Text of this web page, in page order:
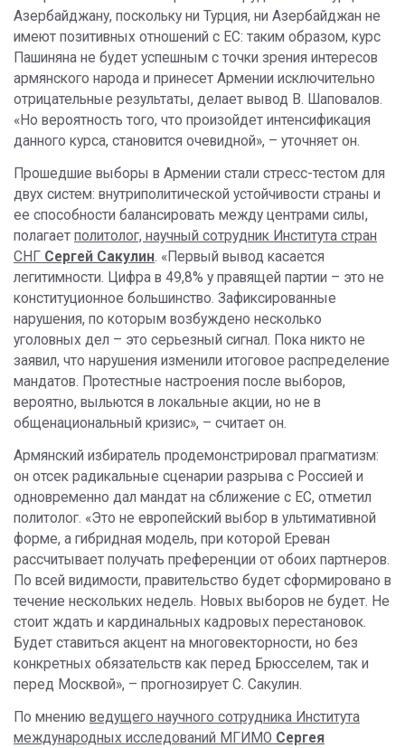
Азербайджану, поскольку ни Турция, ни Азербайджан не
имеют позитивных отношений с ЕС: таким образом, курс
Пашиняна не будет успешным с точки зрения интересов
армянского народа и принесет Армении исключительно
отрицательные результаты, делает вывод В. Шаповалов.
«Но вероятность того, что произойдет интенсификация
данного курса, становится очевидной», – уточняет он.
Прошедшие выборы в Армении стали стресс-тестом для
двух систем: внутриполитической устойчивости страны и
ее способности балансировать между центрами силы,
полагает политолог, научный сотрудник Института стран
СНГ Сергей Сакулин. «Первый вывод касается
легитимности. Цифра в 49,8% у правящей партии – это не
конституционное большинство. Зафиксированные
нарушения, по которым возбуждено несколько
уголовных дел – это серьезный сигнал. Пока никто не
заявил, что нарушения изменили итоговое распределение
мандатов. Протестные настроения после выборов,
вероятно, выльются в локальные акции, но не в
общенациональный кризис», – считает он.
Армянский избиратель продемонстрировал прагматизм:
он отсек радикальные сценарии разрыва с Россией и
одновременно дал мандат на сближение с ЕС, отметил
политолог. «Это не европейский выбор в ультимативной
форме, а гибридная модель, при которой Ереван
рассчитывает получать преференции от обоих партнеров.
По всей видимости, правительство будет сформировано в
течение нескольких недель. Новых выборов не будет. Не
стоит ждать и кардинальных кадровых перестановок.
Будет ставиться акцент на многовекторности, но без
конкретных обязательств как перед Брюсселем, так и
перед Москвой», – прогнозирует С. Сакулин.
По мнению ведущего научного сотрудника Института
международных исследований МГИМО Сергея